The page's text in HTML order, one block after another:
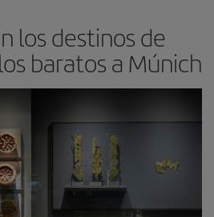
los destinos de
baratos a Múnich